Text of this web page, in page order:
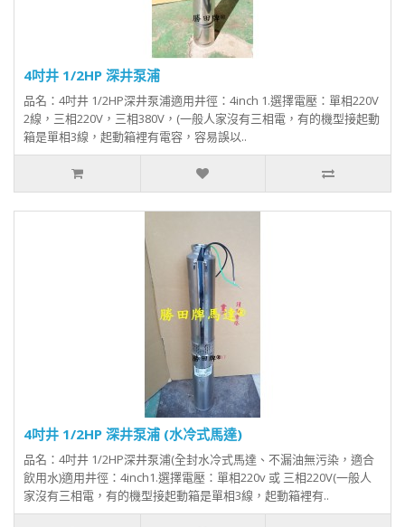
4吋井 1/2HP 深井泵浦
品名：4吋井 1/2HP深井泵浦適用井徑：4inch 1.選擇電壓：單相220V
2線，三相220V，三相380V，(一般人家沒有三相電，有的機型接起動
箱是單相3線，起動箱裡有電容，容易誤以..
4吋井 1/2HP 深井泵浦 (水冷式馬達)
品名：4吋井 1/2HP深井泵浦(全封水冷式馬達、不漏油無污染，適合
飲用水)適用井徑：4inch1.選擇電壓：單相220v 或 三相220V(一般人
家沒有三相電，有的機型接起動箱是單相3線，起動箱裡有..